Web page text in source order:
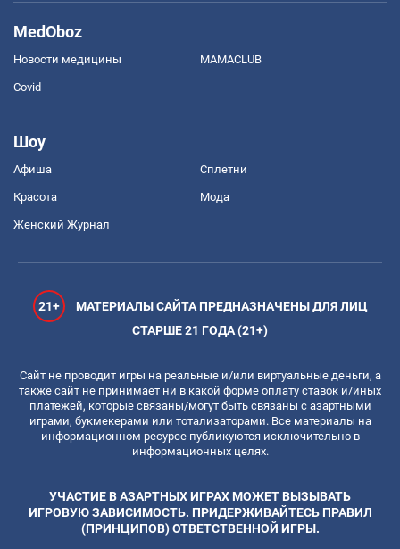
MedOboz
Новости медицины MAMACLUB
Covid
Шоу
Афиша Сплетни
Красота Мода
Женский Журнал
21+
МАТЕРИАЛЫ САЙТА ПРЕДНАЗНАЧЕНЫ ДЛЯ ЛИЦ
СТАРШЕ 21 ГОДА (21+)
Сайт не проводит игры на реальные и/или виртуальные деньги, а
также сайт не принимает ни в какой форме оплату ставок и/иных
платежей, которые связаны/могут быть связаны с азартными
играми, букмекерами или тотализаторами. Все материалы на
информационном ресурсе публикуются исключительно в
информационных целях.
УЧАСТИЕ В АЗАРТНЫХ ИГРАХ МОЖЕТ ВЫЗЫВАТЬ
ИГРОВУЮ ЗАВИСИМОСТЬ. ПРИДЕРЖИВАЙТЕСЬ ПРАВИЛ
(ПРИНЦИПОВ) ОТВЕТСТВЕННОЙ ИГРЫ.